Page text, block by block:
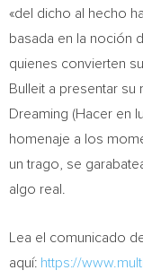
«del dicho al hecho
basada en la noción
quienes convierten
Bulleit a presentar
Dreaming (Hacer en
homenaje a los
un trago, se
algo real.
Lea el comunicado
aquí: https://